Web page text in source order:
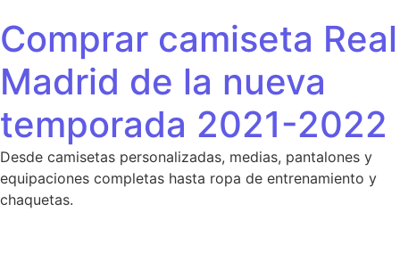
Comprar camiseta Real
Madrid de la nueva
temporada 2021-2022
Desde camisetas personalizadas, medias, pantalones y
equipaciones completas hasta ropa de entrenamiento y
chaquetas.